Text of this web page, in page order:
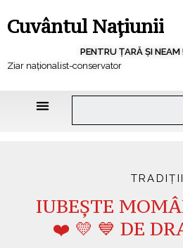
Cuvântul Națiunii
PENTRU ȚARĂ ȘI NEAM
Ziar naționalist-conservator
TRADIȚII
IUBEȘTE
❤️ 💛 💙 DE